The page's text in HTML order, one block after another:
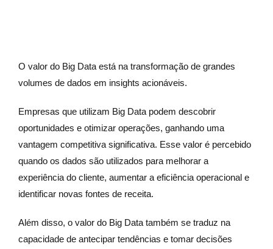
O valor do Big Data está na transformação de grandes
volumes de dados em insights acionáveis.
Empresas que utilizam Big Data podem descobrir
oportunidades e otimizar operações, ganhando uma
vantagem competitiva significativa. Esse valor é percebido
quando os dados são utilizados para melhorar a
experiência do cliente, aumentar a eficiência operacional e
identificar novas fontes de receita.
Além disso, o valor do Big Data também se traduz na
capacidade de antecipar tendências e tomar decisões